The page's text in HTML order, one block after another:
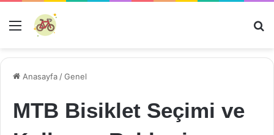
Menü
Anasayfa /Genel
MTB Bisiklet Seçimi ve